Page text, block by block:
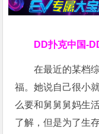
DD扑克中国-
在最近的某档
福。她说自己很小
么要和舅舅舅妈生
了解，但是为了生